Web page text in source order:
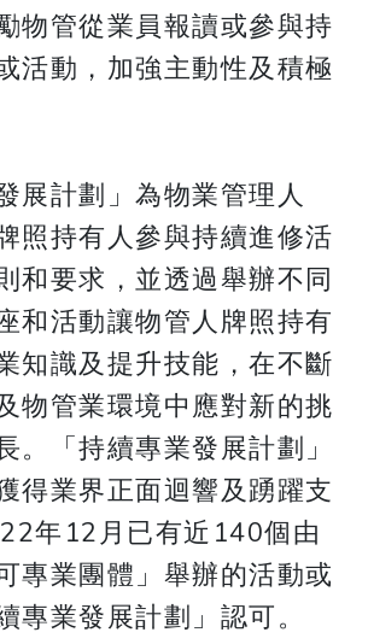
物管從業員報讀或參與持
活動，加強主動性及積極
展計劃」為物業管理人
照持有人參與持續進修活
和要求，並透過舉辦不同
和活動讓物管人牌照持有
知識及提升技能，在不斷
物管業環境中應對新的挑
。「持續專業發展計劃」
得業界正面迴響及踴躍支
年12月已有近140個由
專業團體」舉辦的活動或
專業發展計劃」認可。